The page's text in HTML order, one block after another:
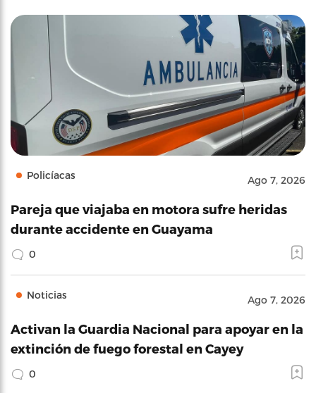
Policíacas Ago 7, 2026
Pareja que viajaba en motora sufre heridas
durante accidente en Guayama
0
Noticias Ago 7, 2026
Activan la Guardia Nacional para apoyar en la
extinción de fuego forestal en Cayey
0